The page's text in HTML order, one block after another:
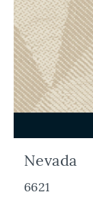
Nevada
6621